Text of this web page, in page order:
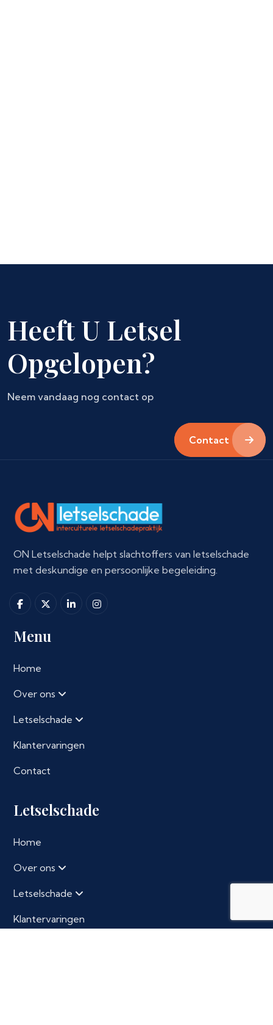
Heeft U Letsel
Opgelopen?
Neem vandaag nog contact op
Contact
ON Letselschade helpt slachtoffers van letselschade
met deskundige en persoonlijke begeleiding.
Menu
Home
Over ons
Letselschade
Klantervaringen
Contact
Letselschade
Home
Over ons
Letselschade
Klantervaringen